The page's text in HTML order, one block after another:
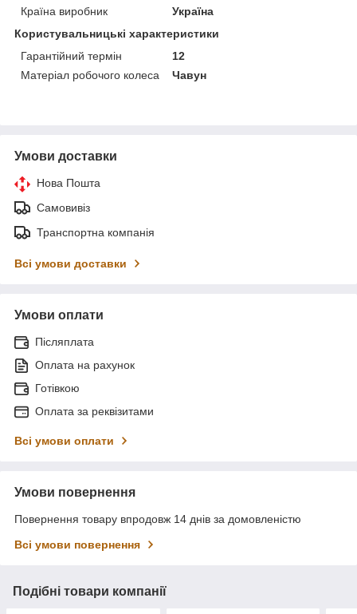
Країна виробник
Україна
Користувальницькі характеристики
Гарантійний термін
12
Матеріал робочого колеса
Чавун
Умови доставки
Нова Пошта
Самовивіз
Транспортна компанія
Всі умови доставки
Умови оплати
Післяплата
Оплата на рахунок
Готівкою
Оплата за реквізитами
Всі умови оплати
Умови повернення
Повернення товару впродовж 14 днів за домовленістю
Всі умови повернення
Подібні товари компанії